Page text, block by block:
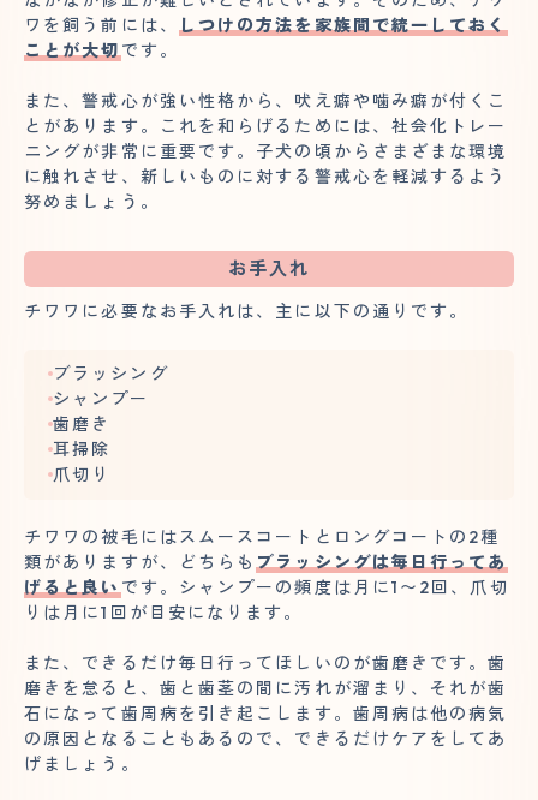
ワを飼う前には、
しつけの方法を家族間で統一しておく
ことが大切 です。
また、警戒心が強い性格から、吠え癖や噛み癖が付くこ
とがあります。これを和らげるためには、社会化トレー
ニングが非常に重要です。子犬の頃からさまざまな環境
に触れさせ、新しいものに対する警戒心を軽減するよう
努めましょう。
お手入れ
チワワに必要なお手入れは、主に以下の通りです。
ブラッシング
シャンプー
歯磨き
耳掃除
爪切り
チワワの被毛にはスムースコートとロングコートの2種
類がありますが、どちらも ブラッシングは毎日行ってあ
げると良い です。シャンプーの頻度は月に1〜2回、爪切
りは月に1回が目安になります。
また、できるだけ毎日行ってほしいのが歯磨きです。歯
磨きを怠ると、歯と歯茎の間に汚れが溜まり、それが歯
石になって歯周病を引き起こします。歯周病は他の病気
の原因となることもあるので、できるだけケアをしてあ
げましょう。